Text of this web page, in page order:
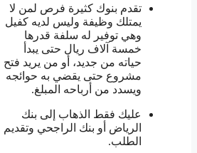
تقدم بنوك كثيرة فرص لمن لا
يمتلك وظيفة وليس لديه كفيل
وهي توفير له سلفة قدرها
خمسة آلاف ريال حتى يبدأ
حياته من جديد، أو من يريد فتح
مشروع حتى يقضي به حوائجه
ويسدد من أرباحه المبلغ.
عليك فقط الذهاب إلى بنك
الرياض أو بنك الراجحي وتقديم
الطلب.